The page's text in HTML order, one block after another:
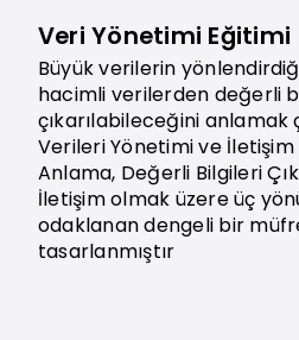
Veri Yönetimi Eğitimi
Büyük verilerin
hacimli verilerden değerli
çıkarılabileceğini anlamak
Verileri Yönetimi ve İletişim
Anlama, Değerli Bilgileri
İletişim olmak üzere üç
odaklanan dengeli bir
tasarlanmıştır